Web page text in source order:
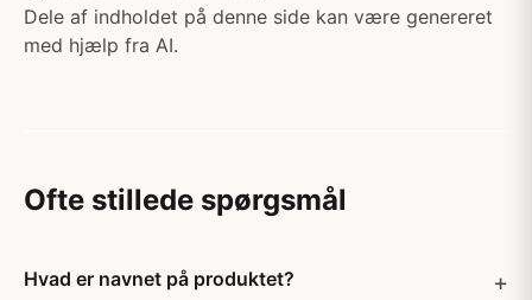
Dele af indholdet på denne side kan være genereret
med hjælp fra AI.
Ofte stillede spørgsmål
Hvad er navnet på produktet?